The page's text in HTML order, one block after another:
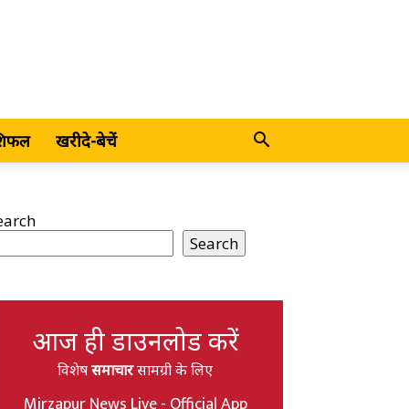
खरीदे-बेचें
Search
आज ही डाउनलोड करें
विशेषसमाचारसामग्री के लिए